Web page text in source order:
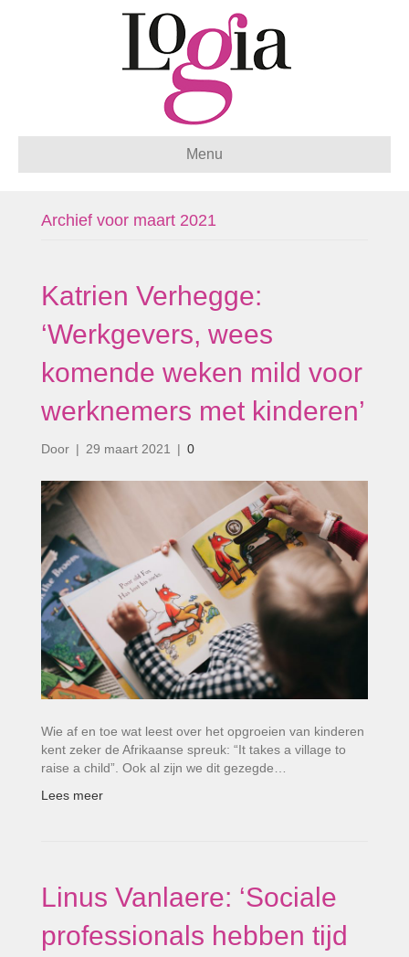
Menu
Archief voor maart 2021
Katrien Verhegge:
‘Werkgevers, wees
komende weken mild voor
werknemers met kinderen’
Door | 29 maart 2021 | 0
Wie af en toe wat leest over het opgroeien van kinderen
kent zeker de Afrikaanse spreuk: “It takes a village to
raise a child”. Ook al zijn we dit gezegde…
Lees meer
Linus Vanlaere: ‘Sociale
professionals hebben tijd